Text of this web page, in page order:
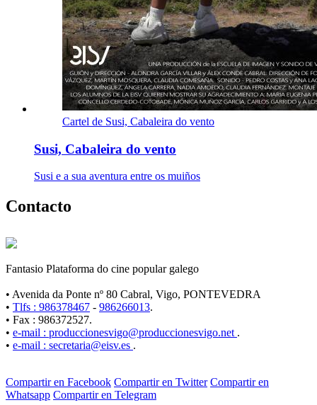
Cartel de Susi, Cabaleira do vento
Susi, Cabaleira do vento
Susi e a sua aventura entre os muiños
Contacto
Fantasio Plataforma do cine popular galego
• Avenida da Ponte nº 80 Cabral, Vigo, PONTEVEDRA
• Tlfs : 986378467 - 986266013.
• Fax : 986372527.
• e-mail : produccionesvigo@produccionesvigo.net .
• e-mail : secretaria@eisv.es .
Compartir en Facebook Compartir en Twitter Compartir en
Whatsapp Compartir en Telegram